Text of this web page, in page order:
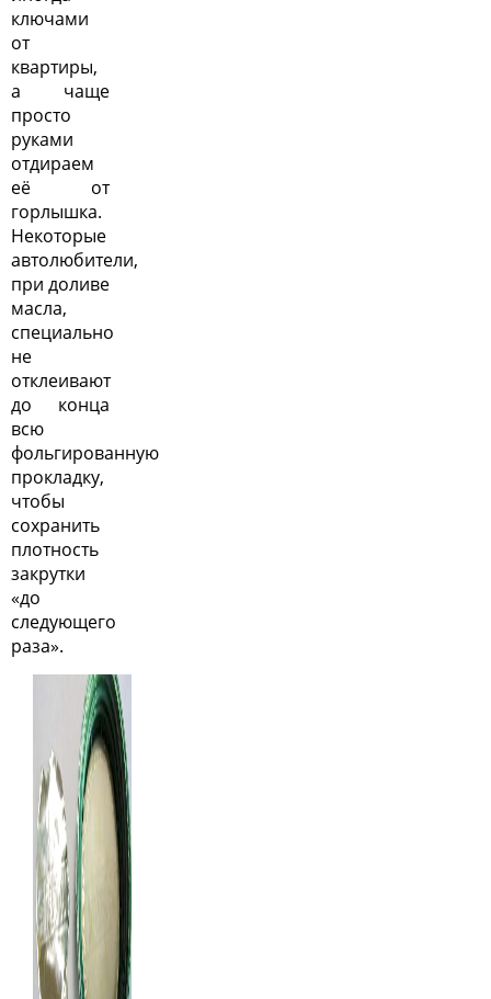
ключами
от
квартиры,
а чаще
просто
руками
отдираем
её от
горлышка.
Некоторые
автолюбители,
при доливе
масла,
специально
не
отклеивают
до конца
всю
фольгированную
прокладку,
чтобы
сохранить
плотность
закрутки
«до
следующего
раза».